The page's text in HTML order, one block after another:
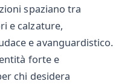
spaziano tra
e calzature,
e avanguardistico.
forte e
chi desidera